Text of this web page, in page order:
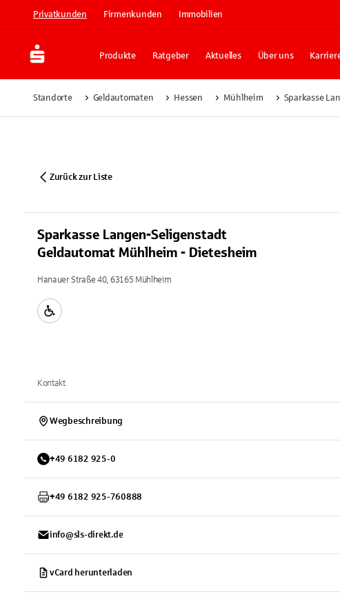
Privatkunden Firmenkunden Immobilien
Produkte Ratgeber Aktuelles Über uns
Standorte Geldautomaten Hessen Mühlheim Sparkasse
Zurück zur Liste
Sparkasse Langen-Seligenstadt
Geldautomat Mühlheim - Dietesheim
Hanauer Straße 40, 63165 Mühlheim
Kontakt
Wegbeschreibung
+49 6182 925-0
+49 6182 925-760888
info@sls-direkt.de
vCard herunterladen